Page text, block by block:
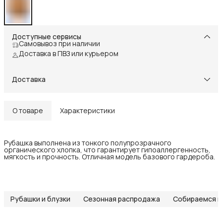
Доступные сервисы
Самовывоз при наличии
Доставка в ПВЗ или курьером
Доставка
О товаре Характеристики
Рубашка выполнена из тонкого полупрозрачного
органического хлопка, что гарантирует гипоаллергенность,
мягкость и прочность. Отличная модель базового гардероба.
Рубашки и блузки Сезонная распродажа Собираемся